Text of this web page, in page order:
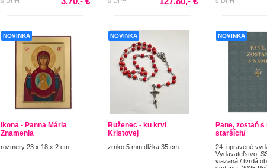
NOVINKA
Ikona - Panna Mária
Znamenia
rozmery 23 x 18 x 2 cm
NOVINKA
Ruženec - ku krvi
Kristovej
zrnko 5 mm dlžka 35 cm
NOVINKA
Pane, zostaň s
starších/
24. upravené
Vydavateľstvo:
viazaná / tvrdá